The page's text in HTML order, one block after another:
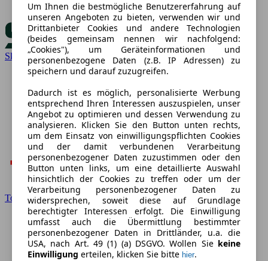
Skoda
Toyota
Um Ihnen die bestmögliche Benutzererfahrung auf
unseren Angeboten zu bieten, verwenden wir und
Drittanbieter Cookies und andere Technologien
(beides gemeinsam nennen wir nachfolgend:
„Cookies"), um Geräteinformationen und
personenbezogene Daten (z.B. IP Adressen) zu
speichern und darauf zuzugreifen.
Dadurch ist es möglich, personalisierte Werbung
entsprechend Ihren Interessen auszuspielen, unser
Angebot zu optimieren und dessen Verwendung zu
analysieren. Klicken Sie den Button unten rechts,
um dem Einsatz von einwilligungspflichten Cookies
und der damit verbundenen Verarbeitung
personenbezogener Daten zuzustimmen oder den
Button unten links, um eine detaillierte Auswahl
hinsichtlich der Cookies zu treffen oder um der
Verarbeitung personenbezogener Daten zu
widersprechen, soweit diese auf Grundlage
berechtigter Interessen erfolgt. Die Einwilligung
umfasst auch die Übermittlung bestimmter
personenbezogener Daten in Drittländer, u.a. die
USA, nach Art. 49 (1) (a) DSGVO. Wollen Sie keine
Einwilligung erteilen, klicken Sie bitte hier.